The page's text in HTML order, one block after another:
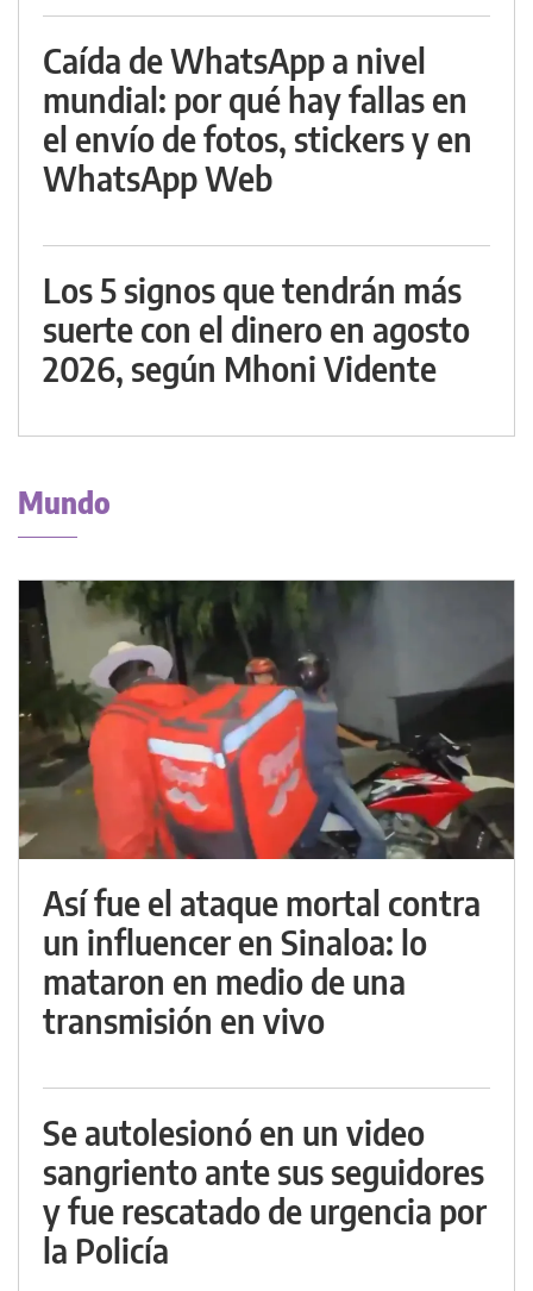
Caída de WhatsApp a nivel
mundial: por qué hay fallas en
el envío de fotos, stickers y en
WhatsApp Web
Los 5 signos que tendrán más
suerte con el dinero en agosto
2026, según Mhoni Vidente
Mundo
Así fue el ataque mortal contra
un influencer en Sinaloa: lo
mataron en medio de una
transmisión en vivo
Se autolesionó en un video
sangriento ante sus seguidores
y fue rescatado de urgencia por
la Policía